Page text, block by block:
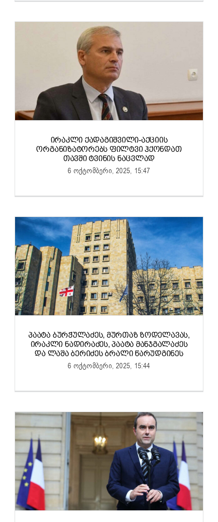
ᲘᲠᲐᲙᲚᲘ ᲥᲐᲓᲐᲒᲘᲨᲕᲘᲚᲘ-ᲐᲥᲪᲘᲘᲡ
ᲝᲠᲒᲐᲜᲘᲖᲐᲢᲝᲠᲔᲑᲡ ᲤᲘᲚᲢᲕᲘ ᲰᲥᲝᲜᲓᲐᲗ
ᲗᲐᲕᲨᲘ ᲢᲕᲘᲜᲘᲡ ᲜᲐᲪᲕᲚᲐᲓ
6 ოქტომბერი, 2025, 15:47
ᲞᲐᲐᲢᲐ ᲑᲣᲠᲭᲣᲚᲐᲫᲔᲡ, ᲛᲣᲠᲗᲐᲖ ᲖᲝᲓᲔᲚᲐᲕᲐᲡ,
ᲘᲠᲐᲙᲚᲘ ᲜᲐᲓᲘᲠᲐᲫᲔᲡ, ᲞᲐᲐᲢᲐ ᲛᲐᲜᲯᲒᲐᲚᲐᲫᲔᲡ
ᲓᲐ ᲚᲐᲨᲐ ᲑᲔᲠᲘᲫᲔᲡ ᲑᲠᲐᲚᲘ ᲬᲐᲠᲣᲓᲒᲘᲜᲔᲡ
6 ოქტომბერი, 2025, 15:44